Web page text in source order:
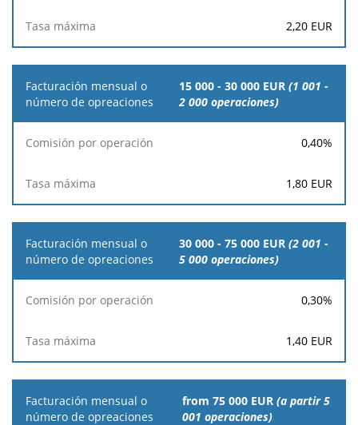
2,20 EUR
15 000 - 30 000 EUR (1 001 -
2 000 operaciones)
0,40%
1,80 EUR
30 000 - 75 000 EUR (2 001 -
5 000 operaciones)
0,30%
1,40 EUR
from 75 000 EUR(a partir 5
001 operaciones)